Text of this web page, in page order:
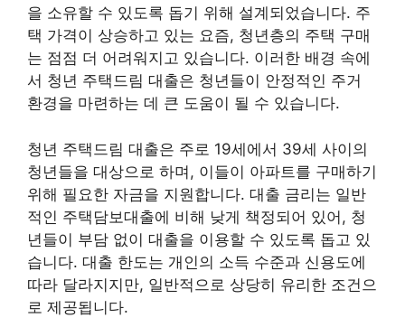
을 소유할 수 있도록 돕기 위해 설계되었습니다. 주
택 가격이 상승하고 있는 요즘, 청년층의 주택 구매
는 점점 더 어려워지고 있습니다. 이러한 배경 속에
서 청년 주택드림 대출은 청년들이 안정적인 주거
환경을 마련하는 데 큰 도움이 될 수 있습니다.
청년 주택드림 대출은 주로 19세에서 39세 사이의
청년들을 대상으로 하며, 이들이 아파트를 구매하기
위해 필요한 자금을 지원합니다. 대출 금리는 일반
적인 주택담보대출에 비해 낮게 책정되어 있어, 청
년들이 부담 없이 대출을 이용할 수 있도록 돕고 있
습니다. 대출 한도는 개인의 소득 수준과 신용도에
따라 달라지지만, 일반적으로 상당히 유리한 조건으
로 제공됩니다.